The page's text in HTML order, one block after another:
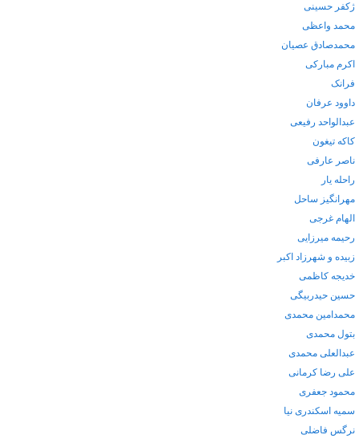
ژکفر حسینی
محمد واعظی
محمدصادق عصیان
اکرم مبارکی
فرانک
داوود عرفان
عبدالواحد رفیعی
کاکه تیغون
ناصر عارفی
راحله یار
مهرانگیز ساحل
الهام غرجی
رحیمه میرزایی
زبیده و شهرزاد اکبر
خدیجه کاظمی
حسین حیدربیگی
محمدامین محمدی
بتول محمدی
عبدالعلی محمدی
علی رضا کرمانی
محمود جعفری
سمیه اسکندری نیا
نرگس فاضلی